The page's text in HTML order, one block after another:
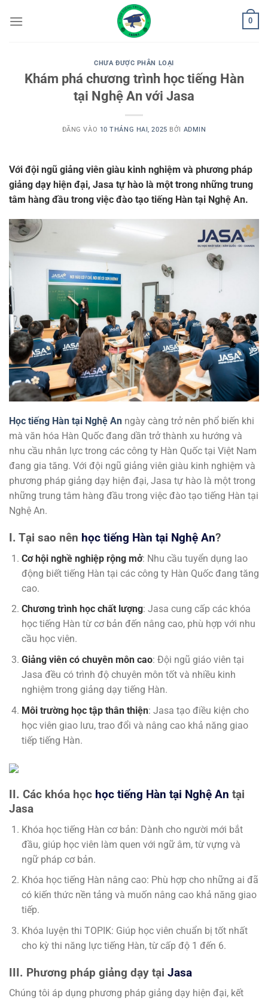
qua
0
CHƯA ĐƯỢC PHÂN LOẠI
Khám phá chương trình học tiếng Hàn
tại Nghệ An với Jasa
ĐĂNG VÀO 10 THÁNG HAI, 2025 BỞI ADMIN
Với đội ngũ giảng viên giàu kinh nghiệm và phương pháp
giảng dạy hiện đại, Jasa tự hào là một trong những trung
tâm hàng đầu trong việc đào tạo tiếng Hàn tại Nghệ An.
Học tiếng Hàn tại Nghệ An ngày càng trở nên phổ biến khi
mà văn hóa Hàn Quốc đang dần trở thành xu hướng và
nhu cầu nhân lực trong các công ty Hàn Quốc tại Việt Nam
đang gia tăng. Với đội ngũ giảng viên giàu kinh nghiệm và
phương pháp giảng dạy hiện đại, Jasa tự hào là một trong
những trung tâm hàng đầu trong việc đào tạo tiếng Hàn tại
Nghệ An.
I. Tại sao nên học tiếng Hàn tại Nghệ An?
Cơ hội nghề nghiệp rộng mở: Nhu cầu tuyển dụng lao
động biết tiếng Hàn tại các công ty Hàn Quốc đang tăng
cao.
Chương trình học chất lượng: Jasa cung cấp các khóa
học tiếng Hàn từ cơ bản đến nâng cao, phù hợp với nhu
cầu học viên.
Giảng viên có chuyên môn cao: Đội ngũ giáo viên tại
Jasa đều có trình độ chuyên môn tốt và nhiều kinh
nghiệm trong giảng dạy tiếng Hàn.
Môi trường học tập thân thiện: Jasa tạo điều kiện cho
học viên giao lưu, trao đổi và nâng cao khả năng giao
tiếp tiếng Hàn.
II. Các khóa học học tiếng Hàn tại Nghệ An tại
Jasa
Khóa học tiếng Hàn cơ bản: Dành cho người mới bắt
đầu, giúp học viên làm quen với ngữ âm, từ vựng và
ngữ pháp cơ bản.
Khóa học tiếng Hàn nâng cao: Phù hợp cho những ai đã
có kiến thức nền tảng và muốn nâng cao khả năng giao
tiếp.
Khóa luyện thi TOPIK: Giúp học viên chuẩn bị tốt nhất
cho kỳ thi năng lực tiếng Hàn, từ cấp độ 1 đến 6.
III. Phương pháp giảng dạy tại Jasa
Chúng tôi áp dụng phương pháp giảng dạy hiện đại, kết